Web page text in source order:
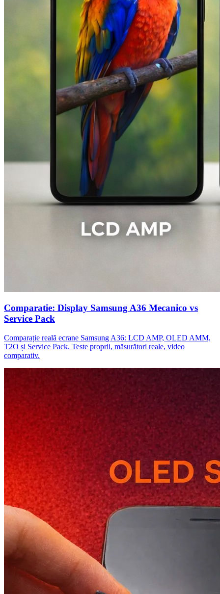
Comparatie: Display Samsung A36 Mecanico vs
Service Pack
Comparație reală ecrane Samsung A36: LCD AMP, OLED AMM,
T2O și Service Pack. Teste proprii, măsurători reale, video
comparativ.